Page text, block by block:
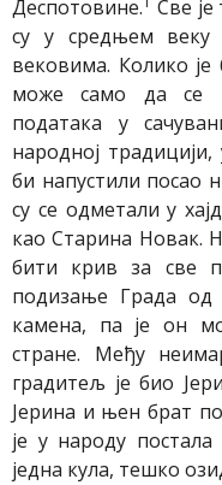
Деспотовине. Све
су у средњем
вековима. Колико
може само да се
података у
народној
би напустили посао
су се одметали у
као Старина Новак.
бити крив за све
подизање Града од
камена, па је он
стране. Међу
градитељ је био
Јерина и њен брат
је у народу
једна кула, тешко